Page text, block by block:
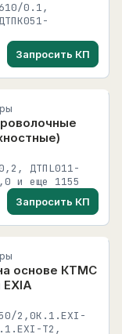
0.1,
Запросить КП
ДТПL011-
и еще 1155
Запросить КП
основе КТМС
2,0К.1.ЕХI-
Т2,